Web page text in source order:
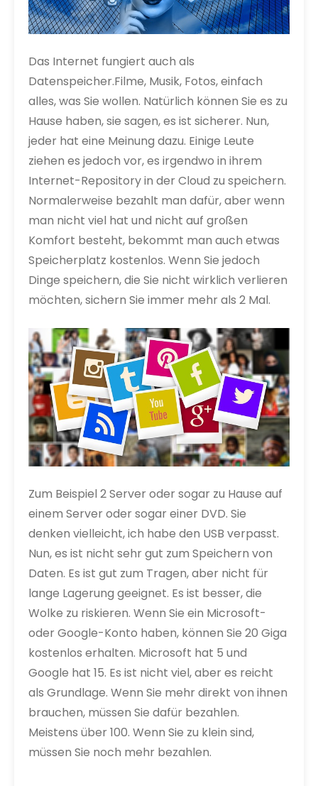
Das Internet fungiert auch als
Datenspeicher.Filme, Musik, Fotos, einfach
alles, was Sie wollen. Natürlich können Sie es zu
Hause haben, sie sagen, es ist sicherer. Nun,
jeder hat eine Meinung dazu. Einige Leute
ziehen es jedoch vor, es irgendwo in ihrem
Internet-Repository in der Cloud zu speichern.
Normalerweise bezahlt man dafür, aber wenn
man nicht viel hat und nicht auf großen
Komfort besteht, bekommt man auch etwas
Speicherplatz kostenlos. Wenn Sie jedoch
Dinge speichern, die Sie nicht wirklich verlieren
möchten, sichern Sie immer mehr als 2 Mal.
Zum Beispiel 2 Server oder sogar zu Hause auf
einem Server oder sogar einer DVD. Sie
denken vielleicht, ich habe den USB verpasst.
Nun, es ist nicht sehr gut zum Speichern von
Daten. Es ist gut zum Tragen, aber nicht für
lange Lagerung geeignet. Es ist besser, die
Wolke zu riskieren. Wenn Sie ein Microsoft-
oder Google-Konto haben, können Sie 20 Giga
kostenlos erhalten. Microsoft hat 5 und
Google hat 15. Es ist nicht viel, aber es reicht
als Grundlage. Wenn Sie mehr direkt von ihnen
brauchen, müssen Sie dafür bezahlen.
Meistens über 100. Wenn Sie zu klein sind,
müssen Sie noch mehr bezahlen.